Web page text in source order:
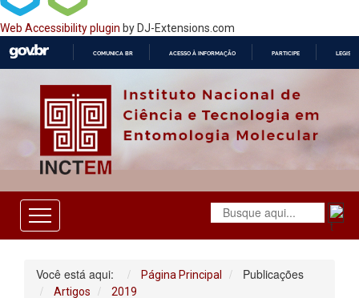
Web Accessibility plugin by DJ-Extensions.com
O
COMUNICA BR ACESSO À INFORMAÇÃO PARTICIPE
Você está aqui: Página Principal Publicações
Artigos 2019